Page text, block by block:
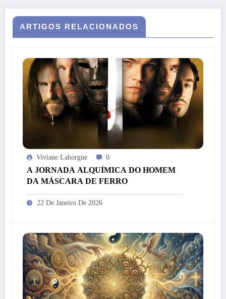
ARTIGOS RELACIONADOS
Viviane Lahorgue 0
A JORNADA ALQUÍMICA DO HOMEM
DA MÁSCARA DE FERRO
22 De Janeiro De 2026